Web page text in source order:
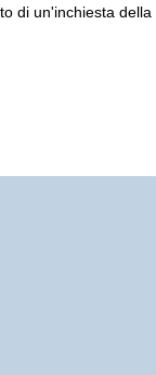
di un'inchiesta della